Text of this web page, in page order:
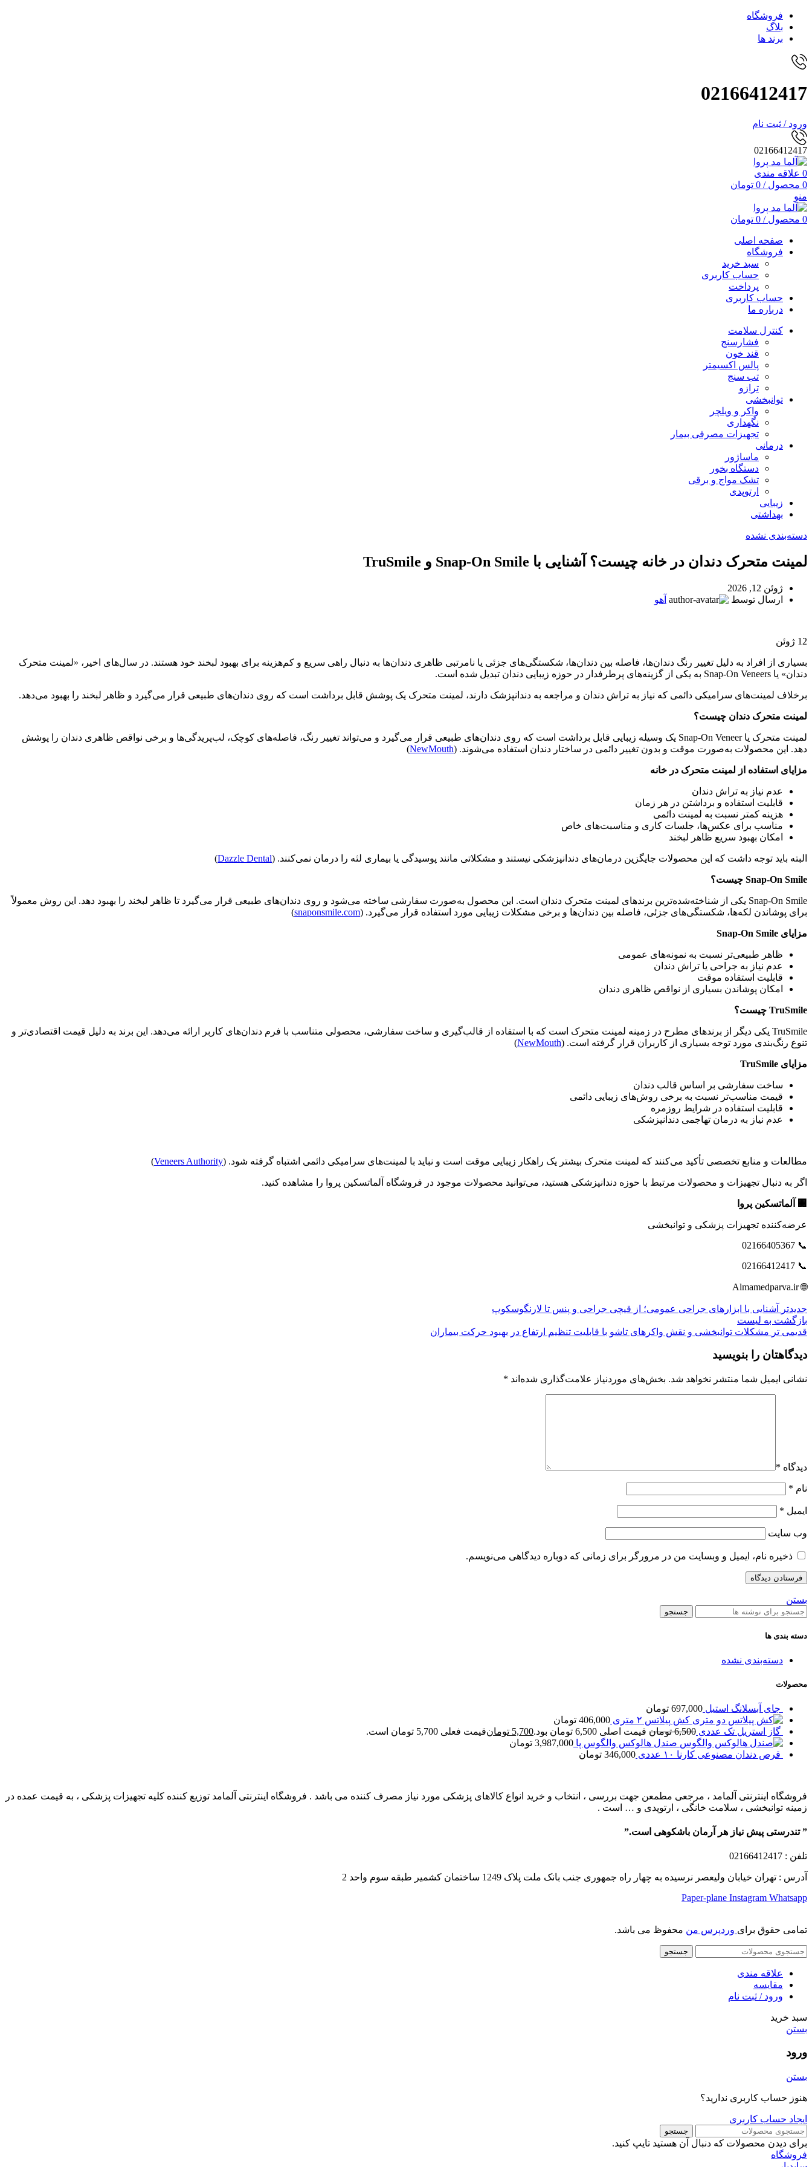
فروشگاه
بلاگ
برند ها
02166412417
ورود / ثبت نام
02166412417
0 علاقه مندی
0 محصول /
0 تومان
منو
0 محصول /
0 تومان
صفحه اصلی
فروشگاه
سبد خرید
حساب کاربری
پرداخت
حساب کاربری
درباره ما
کنترل سلامت
فشارسنج
قند خون
پالس اکسیمتر
تب سنج
ترازو
توانبخشی
واکر و ویلچر
نگهداری
تجهیزات مصرفی بیمار
درمانی
ماساژور
دستگاه بخور
تشک مواج و برقی
ارتوپدی
زیبایی
بهداشتی
دسته‌بندی نشده
لمینت متحرک دندان در خانه چیست؟ آشنایی با Snap-On Smile و TruSmile
ژوئن 12, 2026
ارسال توسط
آهو
12 ژوئن
بسیاری از افراد به دلیل تغییر رنگ دندان‌ها، فاصله بین دندان‌ها، شکستگی‌های جزئی یا نامرتبی ظاهری دندان‌ها به دنبال راهی سریع و کم‌هزینه برای بهبود لبخند خود هستند. در سال‌های اخیر، «لمینت متحرک
دندان» یا Snap-On Veneers به یکی از گزینه‌های پرطرفدار در حوزه زیبایی دندان تبدیل شده است.
برخلاف لمینت‌های سرامیکی دائمی که نیاز به تراش دندان و مراجعه به دندانپزشک دارند، لمینت متحرک یک پوشش قابل برداشت است که روی دندان‌های طبیعی قرار می‌گیرد و ظاهر لبخند را بهبود می‌دهد.
لمینت متحرک دندان چیست؟
لمینت متحرک یا Snap-On Veneer یک وسیله زیبایی قابل برداشت است که روی دندان‌های طبیعی قرار می‌گیرد و می‌تواند تغییر رنگ، فاصله‌های کوچک، لب‌پریدگی‌ها و برخی نواقص ظاهری دندان را پوشش
دهد. این محصولات به‌صورت موقت و بدون تغییر دائمی در ساختار دندان استفاده می‌شوند. (NewMouth
)
مزایای استفاده از لمینت متحرک در خانه
عدم نیاز به تراش دندان
قابلیت استفاده و برداشتن در هر زمان
هزینه کمتر نسبت به لمینت دائمی
مناسب برای عکس‌ها، جلسات کاری و مناسبت‌های خاص
امکان بهبود سریع ظاهر لبخند
البته باید توجه داشت که این محصولات جایگزین درمان‌های دندانپزشکی نیستند و مشکلاتی مانند پوسیدگی یا بیماری لثه را درمان نمی‌کنند. (Dazzle Dental
)
Snap-On Smile چیست؟
Snap-On Smile یکی از شناخته‌شده‌ترین برندهای لمینت متحرک دندان است. این محصول به‌صورت سفارشی ساخته می‌شود و روی دندان‌های طبیعی قرار می‌گیرد تا ظاهر لبخند را بهبود دهد. این روش معمولاً
برای پوشاندن لکه‌ها، شکستگی‌های جزئی، فاصله بین دندان‌ها و برخی مشکلات زیبایی مورد استفاده قرار می‌گیرد. (snaponsmile.com
)
مزایای Snap-On Smile
ظاهر طبیعی‌تر نسبت به نمونه‌های عمومی
عدم نیاز به جراحی یا تراش دندان
قابلیت استفاده موقت
امکان پوشاندن بسیاری از نواقص ظاهری دندان
TruSmile چیست؟
TruSmile یکی دیگر از برندهای مطرح در زمینه لمینت متحرک است که با استفاده از قالب‌گیری و ساخت سفارشی، محصولی متناسب با فرم دندان‌های کاربر ارائه می‌دهد. این برند به دلیل قیمت اقتصادی‌تر و
تنوع رنگ‌بندی مورد توجه بسیاری از کاربران قرار گرفته است. (NewMouth
)
مزایای TruSmile
ساخت سفارشی بر اساس قالب دندان
قیمت مناسب‌تر نسبت به برخی روش‌های زیبایی دائمی
قابلیت استفاده در شرایط روزمره
عدم نیاز به درمان تهاجمی دندانپزشکی
مطالعات و منابع تخصصی تأکید می‌کنند که لمینت متحرک بیشتر یک راهکار زیبایی موقت است و نباید با لمینت‌های سرامیکی دائمی اشتباه گرفته شود. (Veneers Authority
)
اگر به دنبال تجهیزات و محصولات مرتبط با حوزه دندانپزشکی هستید، می‌توانید محصولات موجود در فروشگاه آلماتسکین پروا را مشاهده کنید.
🏢 آلماتسکین پروا
عرضه‌کننده تجهیزات پزشکی و توانبخشی
📞 02166405367
📞 02166412417
🌐 Almamedparva.ir
جدیدتر
آشنایی با ابزارهای جراحی عمومی؛ از قیچی جراحی و پنس تا لارنگوسکوپ
بازگشت به لیست
قدیمی تر مشکلات توانبخشی و نقش واکرهای تاشو با قابلیت تنظیم ارتفاع در بهبود حرکت بیماران
دیدگاهتان را بنویسید
نشانی ایمیل شما منتشر نخواهد شد. بخش‌های موردنیاز علامت‌گذاری شده‌اند *
دیدگاه *
نام *
ایمیل *
وب‌ سایت
ذخیره نام، ایمیل و وبسایت من در مرورگر برای زمانی که دوباره دیدگاهی می‌نویسم.
بستن
جستجو
دسته بندی ها
دسته‌بندی نشده
محصولات
جای آبسلانگ استیل 697,000 تومان
کش پیلاتس ۲ متری
406,000 تومان
گاز استریل تک عددی 6,500 تومان قیمت اصلی 6,500 تومان بود. 5,700 تومانقیمت فعلی 5,700 تومان است.
صندل هالوکس والگوس پا 3,987,000 تومان
قرص دندان مصنوعی کارنا ۱۰ عددی
346,000 تومان
فروشگاه اینترنتی آلمامد ، مرجعی مطمعن جهت بررسی ، انتخاب و خرید انواع کالاهای پزشکی مورد نیاز مصرف کننده می باشد . فروشگاه اینترنتی آلمامد توزیع کننده کلیه تجهیزات پزشکی ، به قیمت عمده در
زمینه توانبخشی ، سلامت خانگی ، ارتوپدی و … است .
” تندرستی پیش نیاز هر آرمان باشکوهی است.”
تلفن : 02166412417
آدرس : تهران خیابان ولیعصر نرسیده به چهار راه جمهوری جنب بانک ملت پلاک 1249 ساختمان کشمیر طبقه سوم واحد 2
Paper-plane Instagram Whatsapp
تمامی حقوق برای وردپرس من محفوظ می باشد.
جستجو
علاقه مندی
مقایسه
ورود / ثبت نام
سبد خرید
بستن
ورود
بستن
هنوز حساب کاربری ندارید؟
ایجاد حساب کاربری
جستجو
برای دیدن محصولات که دنبال آن هستید تایپ کنید.
فروشگاه